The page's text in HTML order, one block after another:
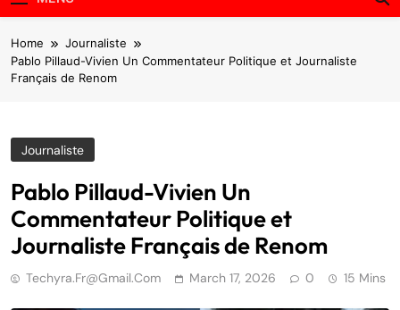
Home
Journaliste
Pablo Pillaud-Vivien Un Commentateur Politique et Journaliste
Français de Renom
Journaliste
Pablo Pillaud-Vivien Un
Commentateur Politique et
Journaliste Français de Renom
Techyra.fr@gmail.com March 17, 2026 0 15 Mins